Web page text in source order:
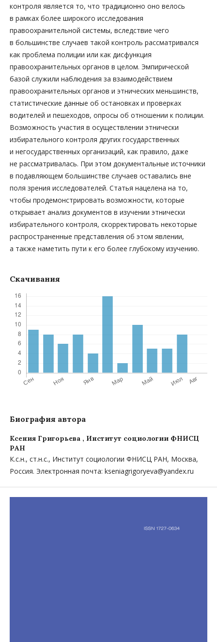
контроля является то, что традиционно оно велось
в рамках более широкого исследования
правоохранительной системы, вследствие чего
в большинстве случаев такой контроль рассматривался
как проблема полиции или как дисфункция
правоохранительных органов в целом. Эмпирической
базой служили наблюдения за взаимодействием
правоохранительных органов и этнических меньшинств,
статистические данные об остановках и проверках
водителей и пешеходов, опросы об отношении к полиции.
Возможность участия в осуществлении этнически
избирательного контроля других государственных
и негосударственных организаций, как правило, даже
не рассматривалась. При этом документальные источники
в подавляющем большинстве случаев оставались вне
поля зрения исследователей. Статья нацелена на то,
чтобы продемонстрировать возможности, которые
открывает анализ документов в изучении этнически
избирательного контроля, скорректировать некоторые
распространенные представления об этом явлении,
а также наметить пути к его более глубокому изучению.
Скачивания
Биография автора
Ксения Григорьева , Институт социологии ФНИСЦ
РАН
К.с.н., ст.н.с., Институт социологии ФНИСЦ РАН, Москва,
Россия. Электронная почта: kseniagrigoryeva@yandex.ru